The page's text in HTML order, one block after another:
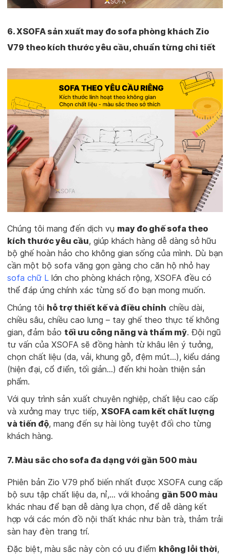
6. XSOFA sản xuất may đo sofa phòng khách Zio
V79 theo kích thước yêu cầu, chuẩn từng chi tiết
Chúng tôi mang đến dịch vụ may đo ghế sofa theo
kích thước yêu cầu, giúp khách hàng dễ dàng sở hữu
bộ ghế hoàn hảo cho không gian sống của mình. Dù bạn
cần một bộ sofa văng gọn gàng cho căn hộ nhỏ hay
sofa chữ L lớn cho phòng khách rộng, XSOFA đều có
thể đáp ứng chính xác từng số đo bạn mong muốn.
Chúng tôi hỗ trợ thiết kế và điều chỉnh chiều dài,
chiều sâu, chiều cao lưng – tay ghế theo thực tế không
gian, đảm bảo tối ưu công năng và thẩm mỹ. Đội ngũ
tư vấn của XSOFA sẽ đồng hành từ khâu lên ý tưởng,
chọn chất liệu (da, vải, khung gỗ, đệm mút...), kiểu dáng
(hiện đại, cổ điển, tối giản…) đến khi hoàn thiện sản
phẩm.
Với quy trình sản xuất chuyên nghiệp, chất liệu cao cấp
và xưởng may trực tiếp, XSOFA cam kết chất lượng
và tiến độ, mang đến sự hài lòng tuyệt đối cho từng
khách hàng.
7. Màu sắc cho sofa đa dạng với gần 500 màu
Phiên bản Zio V79 phổ biến nhất được XSOFA cung cấp
bộ sưu tập chất liệu da, nỉ,... với khoảng gần 500 màu
khác nhau để bạn dễ dàng lựa chọn, để dễ dàng kết
hợp với các món đồ nội thất khác như bàn trà, thảm trải
sàn hay đèn trang trí.
Đặc biệt, màu sắc này còn có ưu điểm không lỗi thời,